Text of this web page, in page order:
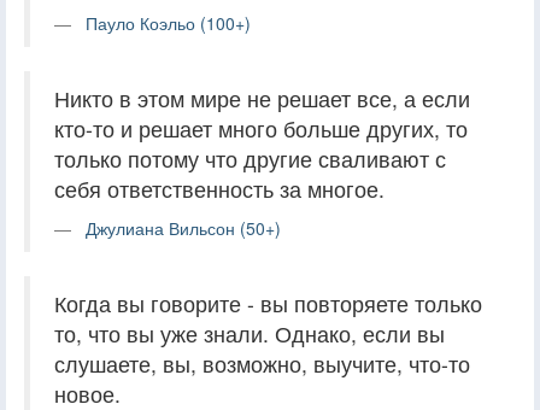
Пауло Коэльо (100+)
Никто в этом мире не решает все, а если
кто-то и решает много больше других, то
только потому что другие сваливают с
себя ответственность за многое.
Джулиана Вильсон (50+)
Когда вы говорите - вы повторяете только
то, что вы уже знали. Однако, если вы
слушаете, вы, возможно, выучите, что-то
новое.